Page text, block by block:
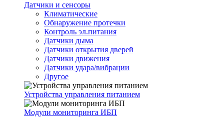
Датчики и сенсоры
Климатические
Обнаружение протечки
Контроль эл.питания
Датчики дыма
Датчики открытия дверей
Датчики движения
Датчики удара/вибрации
Другое
Устройства управления питанием
Модули мониторинга ИБП